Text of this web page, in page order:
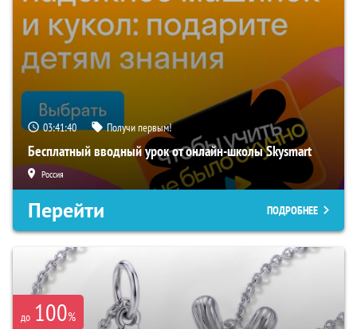
03:41:39 Получи первым!
Бесплатный вводный урок от онлайн-школы Skysmart
Россия
Перейти ПОДРОБНЕЕ
до 100%